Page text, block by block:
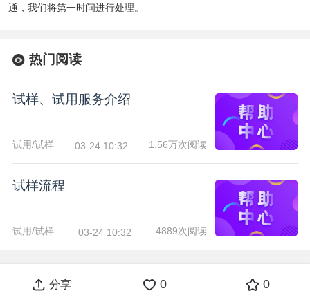
通，我们将第一时间进行处理。
热门阅读
试样、试用服务介绍
试用/试样 03-24 10:32 1.56万次阅读
试样流程
试用/试样 03-24 10:32 4889次阅读
分享 0 0